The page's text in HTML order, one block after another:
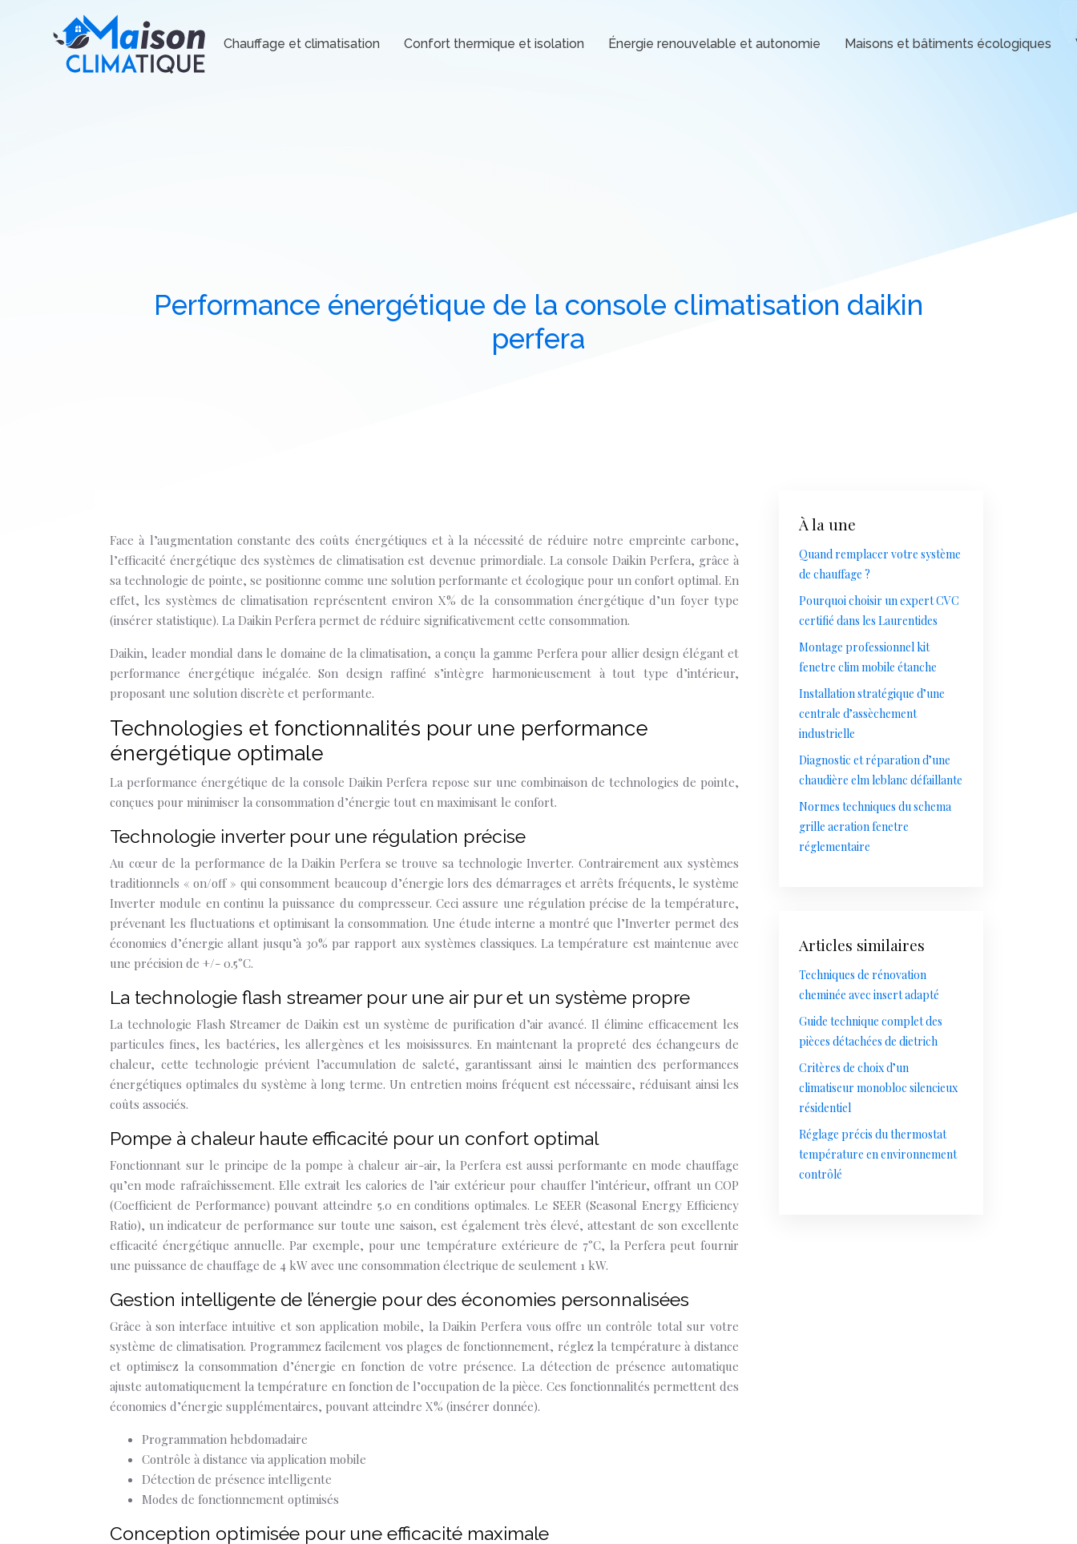
Chauffage et climatisation Confort thermique et isolation Énergie renouvelable et autonomie Maisons et bâtiments écologiques
Performance énergétique de la console climatisation daikin
perfera
Face à l’augmentation constante des coûts énergétiques et à la nécessité de réduire notre empreinte carbone,
l’efficacité énergétique des systèmes de climatisation est devenue primordiale. La console Daikin Perfera, grâce à
sa technologie de pointe, se positionne comme une solution performante et écologique pour un confort optimal. En
effet, les systèmes de climatisation représentent environ X% de la consommation énergétique d’un foyer type
(insérer statistique). La Daikin Perfera permet de réduire significativement cette consommation.
Daikin, leader mondial dans le domaine de la climatisation, a conçu la gamme Perfera pour allier design élégant et
performance énergétique inégalée. Son design raffiné s’intègre harmonieusement à tout type d’intérieur,
proposant une solution discrète et performante.
Technologies et fonctionnalités pour une performance
énergétique optimale
La performance énergétique de la console Daikin Perfera repose sur une combinaison de technologies de pointe,
conçues pour minimiser la consommation d’énergie tout en maximisant le confort.
Technologie inverter pour une régulation précise
Au cœur de la performance de la Daikin Perfera se trouve sa technologie Inverter. Contrairement aux systèmes
traditionnels « on/off » qui consomment beaucoup d’énergie lors des démarrages et arrêts fréquents, le système
Inverter module en continu la puissance du compresseur. Ceci assure une régulation précise de la température,
prévenant les fluctuations et optimisant la consommation. Une étude interne a montré que l’Inverter permet des
économies d’énergie allant jusqu’à 30% par rapport aux systèmes classiques. La température est maintenue avec
une précision de +/- 0.5°C.
La technologie flash streamer pour une air pur et un système propre
La technologie Flash Streamer de Daikin est un système de purification d’air avancé. Il élimine efficacement les
particules fines, les bactéries, les allergènes et les moisissures. En maintenant la propreté des échangeurs de
chaleur, cette technologie prévient l’accumulation de saleté, garantissant ainsi le maintien des performances
énergétiques optimales du système à long terme. Un entretien moins fréquent est nécessaire, réduisant ainsi les
coûts associés.
Pompe à chaleur haute efficacité pour un confort optimal
Fonctionnant sur le principe de la pompe à chaleur air-air, la Perfera est aussi performante en mode chauffage
qu’en mode rafraîchissement. Elle extrait les calories de l’air extérieur pour chauffer l’intérieur, offrant un COP
(Coefficient de Performance) pouvant atteindre 5.0 en conditions optimales. Le SEER (Seasonal Energy Efficiency
Ratio), un indicateur de performance sur toute une saison, est également très élevé, attestant de son excellente
efficacité énergétique annuelle. Par exemple, pour une température extérieure de 7°C, la Perfera peut fournir
une puissance de chauffage de 4 kW avec une consommation électrique de seulement 1 kW.
Gestion intelligente de l’énergie pour des économies personnalisées
Grâce à son interface intuitive et son application mobile, la Daikin Perfera vous offre un contrôle total sur votre
système de climatisation. Programmez facilement vos plages de fonctionnement, réglez la température à distance
et optimisez la consommation d’énergie en fonction de votre présence. La détection de présence automatique
ajuste automatiquement la température en fonction de l’occupation de la pièce. Ces fonctionnalités permettent des
économies d’énergie supplémentaires, pouvant atteindre X% (insérer donnée).
Programmation hebdomadaire
Contrôle à distance via application mobile
Détection de présence intelligente
Modes de fonctionnement optimisés
Conception optimisée pour une efficacité maximale
À la une
Quand remplacer votre système
de chauffage ?
Pourquoi choisir un expert CVC
certifié dans les Laurentides
Montage professionnel kit
fenetre clim mobile étanche
Installation stratégique d’une
centrale d’assèchement
industrielle
Diagnostic et réparation d’une
chaudière elm leblanc défaillante
Normes techniques du schema
grille aeration fenetre
réglementaire
Articles similaires
Techniques de rénovation
cheminée avec insert adapté
Guide technique complet des
pièces détachées de dietrich
Critères de choix d’un
climatiseur monobloc silencieux
résidentiel
Réglage précis du thermostat
température en environnement
contrôlé